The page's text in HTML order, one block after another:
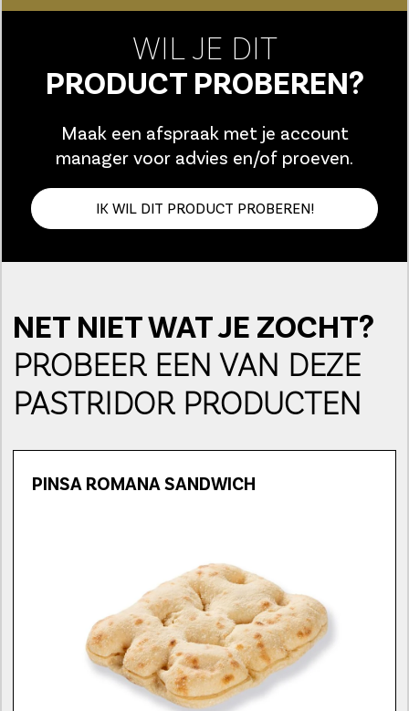
WIL JE DIT
PRODUCT PROBEREN?
Maak een afspraak met je account
manager voor advies en/of proeven.
IK WIL DIT PRODUCT PROBEREN!
NET NIET WAT JE ZOCHT?
PROBEER EEN VAN DEZE
PASTRIDOR PRODUCTEN
PINSA ROMANA SANDWICH